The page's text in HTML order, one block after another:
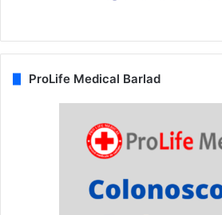
ProLife Medical Barlad